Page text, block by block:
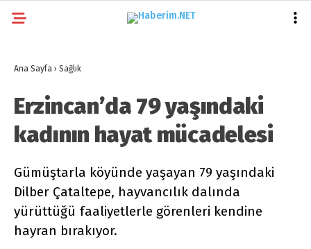
Ana Sayfa › Sağlık
Erzincan’da 79 yaşındaki
kadının hayat mücadelesi
Gümüştarla köyünde yaşayan 79 yaşındaki
Dilber Çataltepe, hayvancılık dalında
yürüttüğü faaliyetlerle görenleri kendine
hayran bırakıyor.